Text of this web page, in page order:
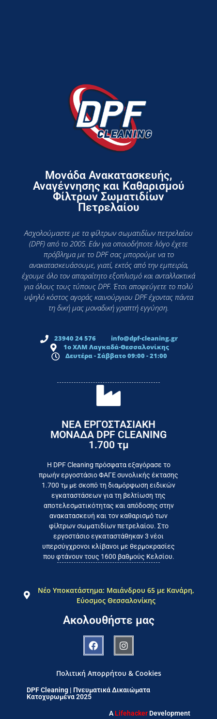
Μονάδα Ανακατασκευής,
Αναγέννησης και Καθαρισμού
Φίλτρων Σωματιδίων
Πετρελαίου
Ασχολούμαστε με τα φίλτρων σωματιδίων πετρελαίου
(DPF) από το 2005. Εάν για οποιοδήποτε λόγο έχετε
πρόβλημα με το DPF σας μπορούμε να το
ανακατασκευάσουμε, γιατί, εκτός από την εμπειρία,
έχουμε όλο τον απαραίτητο εξοπλισμό και ανταλλακτικά
για όλους τους τύπους DPF. Έτσι αποφεύγετε το πολύ
υψηλό κόστος αγοράς καινούργιου DPF έχοντας πάντα
τη δική μας μοναδική γραπτή εγγύηση.
23940 24 576
info@dpf-cleaning.gr
1ο ΧΛΜ Λαγκαδά-Θεσσαλονίκης
Δευτέρα - Σάββατο 09:00 - 21:00
ΝΕΑ ΕΡΓΟΣΤΑΣΙΑΚΗ
ΜΟΝΑΔΑ DPF CLEANING
1.700 τμ
Η DPF Cleaning πρόσφατα εξαγόρασε το
πρωήν εργοστάσιο ΦΑΓΕ συνολικής έκτασης
1.700 τμ με σκοπό τη διαμόρφωση ειδικών
εγκαταστάσεων για τη βελτίωση της
αποτελεσματικότητας και απόδοσης στην
ανακατασκευή και τον καθαρισμό των
φίλτρων σωματιδίων πετρελαίου. Στο
εργοστάσιο εγκαταστάθηκαν 3 νέοι
υπερσύγχρονοι κλίβανοι με θερμοκρασίες
που φτάνουν τους 1600 βαθμούς Κελσίου.
Εργαζόμαστε καθημερινά για
το συμφέρον του τελικού
καταναλωτή
Νέο Υποκατάστημα: Μαιάνδρου 65 με Κανάρη,
Εύοσμος Θεσσαλονίκης
Ακολουθήστε μας
Πολιτική Απορρήτου & Cookies
DPF Cleaning | Πνευματικά Δικαιώματα
Κατοχυρωμένα 2025
ALifehacker Development